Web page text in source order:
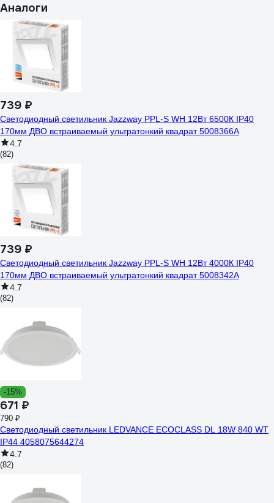
Аналоги
739 ₽
Светодиодный светильник Jazzway PPL-S WH 12Вт 6500К IP40
170мм ДВО встраиваемый ультратонкий квадрат 5008366A
4.7
(82)
739 ₽
Светодиодный светильник Jazzway PPL-S WH 12Вт 4000К IP40
170мм ДВО встраиваемый ультратонкий квадрат 5008342A
4.7
(82)
-15%
671 ₽
790 ₽
Светодиодный светильник LEDVANCE ECOCLASS DL 18W 840 WT
IP44 4058075644274
4.7
(82)